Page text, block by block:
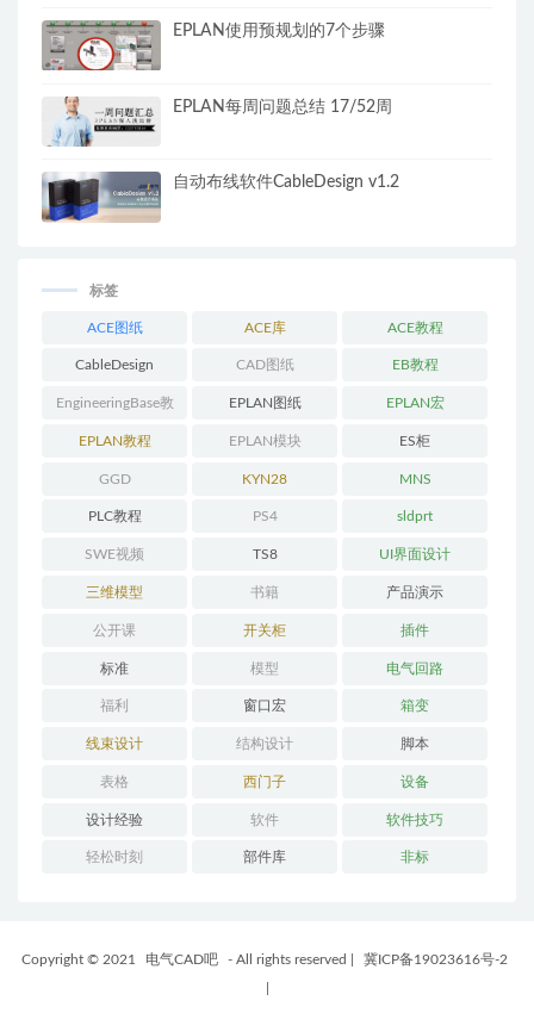
EPLAN使用预规划的7个步骤
EPLAN每周问题总结 17/52周
自动布线软件CableDesign v1.2
标签
ACE图纸 ACE库 ACE教程
CableDesign CAD图纸 EB教程
EngineeringBase教
程
EPLAN图纸 EPLAN宏
EPLAN教程 EPLAN模块 ES柜
GGD KYN28 MNS
PLC教程 PS4 sldprt
SWE视频 TS8 UI界面设计
三维模型 书籍 产品演示
公开课 开关柜 插件
标准 模型 电气回路
福利 窗口宏 箱变
线束设计 结构设计 脚本
表格 西门子 设备
设计经验 软件 软件技巧
轻松时刻 部件库 非标
Copyright © 2021 电气CAD吧 - All rights reserved
冀ICP备19023616号-2